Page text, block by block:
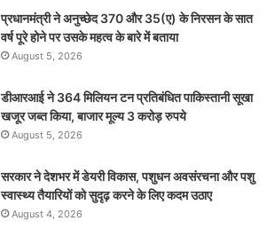
प्रधानमंत्री ने अनुच्छेद 370 और 35(ए) के निरसन के सात
वर्ष पूरे होने पर उसके महत्व के बारे में बताया
August 5, 2026
डीआरआई ने 364 मिलियन टन प्रतिबंधित पाकिस्तानी सूखा
खजूर जब्त किया, बाजार मूल्य 3 करोड़ रुपये
August 5, 2026
सरकार ने देशभर में डेयरी विकास, पशुधन अवसंरचना और पशु
स्वास्थ्य तैयारियों को सुदृढ़ करने के लिए कदम उठाए
August 4, 2026